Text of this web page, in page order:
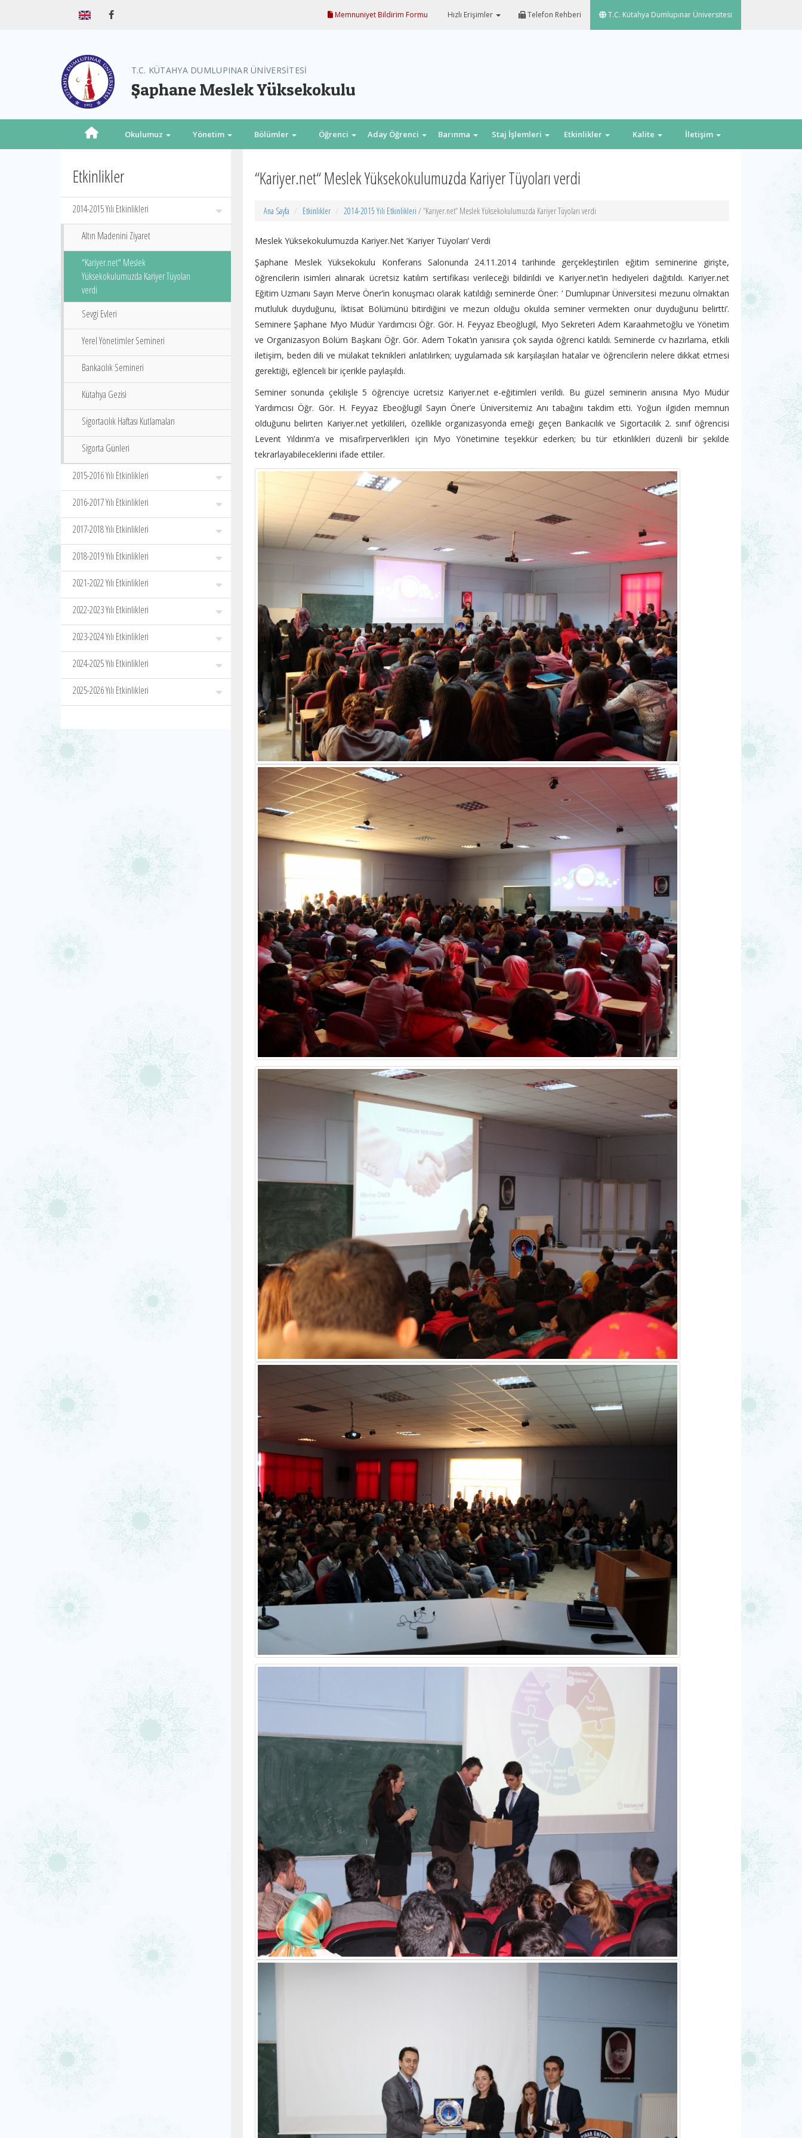
Memnuniyet Bildirim Formu Hızlı Erişimler Telefon Rehberi T.C. Kütahya Dumlupınar Üniversitesi
T.C. KÜTAHYA DUMLUPINAR ÜNİVERSİTESİ
Şaphane Meslek Yüksekokulu
Okulumuz Yönetim Bölümler Öğrenci Aday Öğrenci Barınma Staj İşlemleri Etkinlikler Kalite İletişim
Etkinlikler
2014-2015 Yılı Etkinlikleri
Altın Madenini Ziyaret
“Kariyer.net“ Meslek
Yüksekokulumuzda Kariyer Tüyoları
verdi
Sevgi Evleri
Yerel Yönetimler Semineri
Bankacılık Semineri
Kütahya Gezisi
Sigortacılık Haftası Kutlamaları
Sigorta Günleri
2015-2016 Yılı Etkinlikleri
2016-2017 Yılı Etkinlikleri
2017-2018 Yılı Etkinlikleri
2018-2019 Yılı Etkinlikleri
2021-2022 Yılı Etkinlikleri
2022-2023 Yılı Etkinlikleri
2023-2024 Yılı Etkinlikleri
2024-2025 Yılı Etkinlikleri
2025-2026 Yılı Etkinlikleri
“Kariyer.net“ Meslek Yüksekokulumuzda Kariyer Tüyoları verdi
Ana Sayfa Etkinlikler 2014-2015 Yılı Etkinlikleri / “Kariyer.net“ Meslek Yüksekokulumuzda Kariyer Tüyoları verdi
Meslek Yüksekokulumuzda Kariyer.Net ‘Kariyer Tüyoları’ Verdi
Şaphane Meslek Yüksekokulu Konferans Salonunda 24.11.2014 tarihinde gerçekleştirilen eğitim seminerine girişte,
öğrencilerin isimleri alınarak ücretsiz katılım sertifikası verileceği bildirildi ve Kariyer.net’in hediyeleri dağıtıldı. Kariyer.net
Eğitim Uzmanı Sayın Merve Öner’in konuşmacı olarak katıldığı seminerde Öner: ‘ Dumlupınar Üniversitesi mezunu olmaktan
mutluluk duyduğunu, İktisat Bölümünü bitirdiğini ve mezun olduğu okulda seminer vermekten onur duyduğunu belirtti’.
Seminere Şaphane Myo Müdür Yardımcısı Öğr. Gör. H. Feyyaz Ebeoğlugil, Myo Sekreteri Adem Karaahmetoğlu ve Yönetim
ve Organizasyon Bölüm Başkanı Öğr. Gör. Adem Tokat’ın yanısıra çok sayıda öğrenci katıldı. Seminerde cv hazırlama, etkili
iletişim, beden dili ve mülakat teknikleri anlatılırken; uygulamada sık karşılaşılan hatalar ve öğrencilerin nelere dikkat etmesi
gerektiği, eğlenceli bir içerikle paylaşıldı.
Seminer sonunda çekilişle 5 öğrenciye ücretsiz Kariyer.net e-eğitimleri verildi. Bu güzel seminerin anısına Myo Müdür
Yardımcısı Öğr. Gör. H. Feyyaz Ebeoğlugil Sayın Öner’e Üniversitemiz Anı tabağını takdim etti. Yoğun ilgiden memnun
olduğunu belirten Kariyer.net yetkilileri, özellikle organizasyonda emeği geçen Bankacılık ve Sigortacılık 2. sınıf öğrencisi
Levent Yıldırım’a ve misafirperverlikleri için Myo Yönetimine teşekkür ederken; bu tür etkinlikleri düzenli bir şekilde
tekrarlayabileceklerini ifade ettiler.